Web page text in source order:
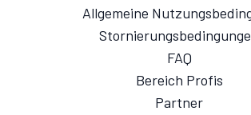
Allgemeine
FAQ
Bereich Profis
Partner